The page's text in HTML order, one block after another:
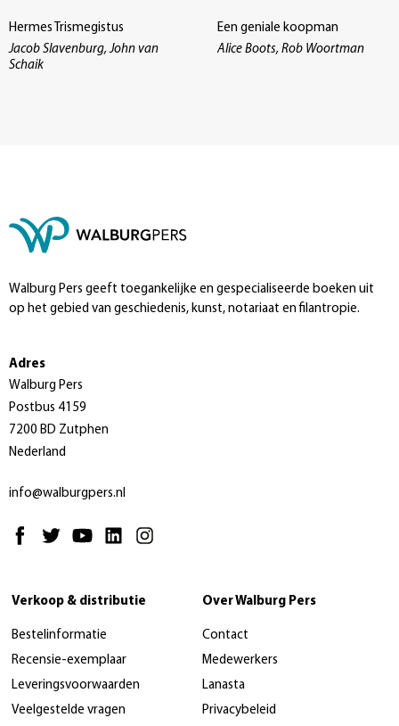
Hermes Trismegistus
Jacob Slavenburg, John van
Schaik
Een geniale koopman
Alice Boots, Rob Woortman
Walburg Pers geeft toegankelijke en gespecialiseerde boeken uit
op het gebied van geschiedenis, kunst, notariaat en filantropie.
Adres
Walburg Pers
Postbus 4159
7200 BD Zutphen
Nederland
info@walburgpers.nl
Verkoop & distributie
Bestelinformatie
Recensie-exemplaar
Leveringsvoorwaarden
Veelgestelde vragen
Over Walburg Pers
Contact
Medewerkers
Lanasta
Privacybeleid